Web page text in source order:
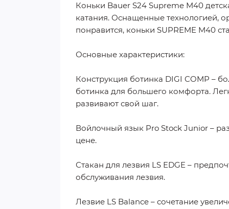
Коньки Bauer S24 Supreme M40
катания. Оснащенные технологией,
понравится, коньки SUPREME M40
Основные характеристики:
Конструкция ботинка DIGI COMP –
ботинка для большего комфорта.
развивают свой шаг.
Войлочный язык Pro Stock Junior –
цене.
Стакан для лезвия LS EDGE –
обслуживания лезвия.
Лезвие LS Balance – сочетание